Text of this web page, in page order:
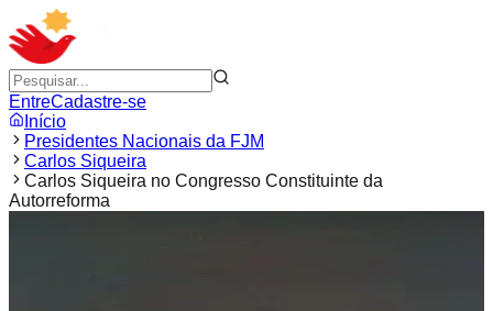
EntreCadastre-se
Início
Presidentes Nacionais da FJM
Carlos Siqueira
Carlos Siqueira no Congresso Constituinte da
Autorreforma